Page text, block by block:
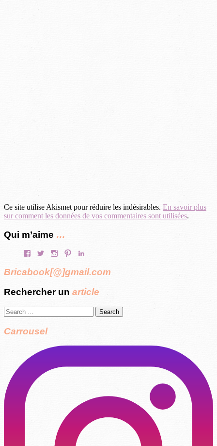
Ce site utilise Akismet pour réduire les indésirables. En savoir plus
sur comment les données de vos commentaires sont utilisées.
Qui m’aime …
FacebookTwitterInstagramPinterest
Bricabook[@]gmail.com
Rechercher un article
Search
for:
Carrousel